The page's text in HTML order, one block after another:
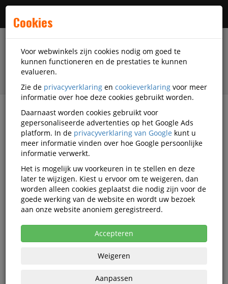
filter
Outlet
DiscountOffice.nl Outlet
Het betreft hier de laatste stuks van een aantal
artikelen in ons magazijn.
Zowel voor de prijs als leverbaarheid geldt OP=OP!
Uiteraard blijven de standaard garantievoorwaarden
van toepassing.
Prijs oplopend
Cookies
Voor webwinkels zijn cookies nodig om goed te
kunnen functioneren en de prestaties te kunnen
evalueren.
Zie de privacyverklaring en cookieverklaring voor meer
informatie over hoe deze cookies gebruikt worden.
Daarnaast worden cookies gebruikt voor
gepersonaliseerde advertenties op het Google Ads
platform. In de privacyverklaring van Google kunt u
meer informatie vinden over hoe Google persoonlijke
informatie verwerkt.
Het is mogelijk uw voorkeuren in te stellen en deze
later te wijzigen. Kiest u ervoor om te weigeren, dan
worden alleen cookies geplaatst die nodig zijn voor de
goede werking van de website en wordt uw bezoek
aan onze website anoniem geregistreerd.
Accepteren
Weigeren
Aanpassen